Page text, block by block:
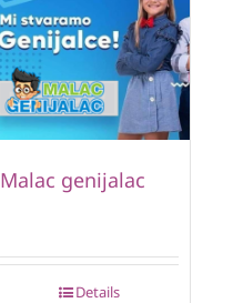
Malac genijalac
Details